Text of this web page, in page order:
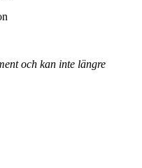
och kan inte längre